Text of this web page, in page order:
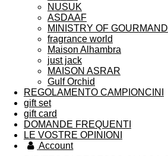
NUSUK
ASDAAF
MINISTRY OF GOURMAND
fragrance world
Maison Alhambra
just jack
MAISON ASRAR
Gulf Orchid
REGOLAMENTO CAMPIONCINI
gift set
gift card
DOMANDE FREQUENTI
LE VOSTRE OPINIONI
Account